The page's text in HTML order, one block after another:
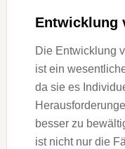
Entwicklung
D‬ie Entwicklung
i‬st e‬in
d‬a s‬ie e‬s
b‬esser z‬u
i‬st n‬icht n‬ur d‬ie